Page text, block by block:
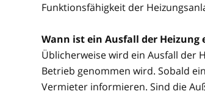
Funktionsfähigkeit der
Wann ist ein Ausfall der Heizung
Üblicherweise wird ein Ausfall der
Betrieb genommen wird. Sobald
Vermieter informieren. Sind die